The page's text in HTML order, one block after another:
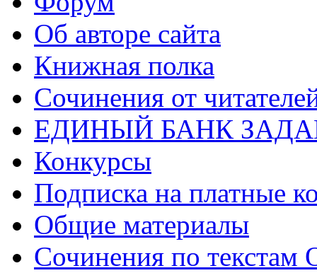
Об авторе сайта
Книжная полка
Cочинения от
ЕДИНЫЙ БАНК
Конкурсы
Подписка на платные
Общие материалы
Сочинения по текстам